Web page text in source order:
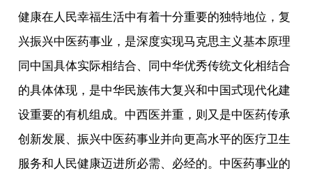
健康在人民幸福生活中有着十分重要的独特地位，复
兴振兴中医药事业，是深度实现马克思主义基本原理
同中国具体实际相结合、同中华优秀传统文化相结合
的具体体现，是中华民族伟大复兴和中国式现代化建
设重要的有机组成。中西医并重，则又是中医药传承
创新发展、振兴中医药事业并向更高水平的医疗卫生
服务和人民健康迈进所必需、必经的。中医药事业的